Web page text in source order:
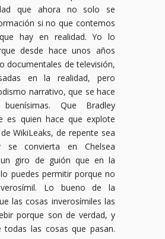
que ahora no solo se
si no que contemos
hay en realidad. Yo lo
desde hace unos años
documentales de televisión,
en la realidad, pero
narrativo, que se hace
Que Bradley
es quien hace que explote
WikiLeaks, de repente sea
se convierta en Chelsea
giro de guión que en la
puedes permitir porque no
Lo bueno de la
las cosas inverosímiles las
porque son de verdad, y
todas las cosas que pasan.